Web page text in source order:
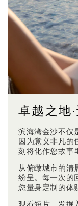
卓越之地
滨海湾金沙不仅
因为意义非凡的
刻将化作您故事
从俯瞰城市的清
纷呈。每一次的
您量身定制的体